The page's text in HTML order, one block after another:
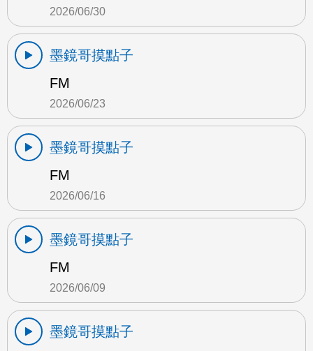
2026/06/30
墨鏡哥摸點子
FM
2026/06/23
墨鏡哥摸點子
FM
2026/06/16
墨鏡哥摸點子
FM
2026/06/09
墨鏡哥摸點子